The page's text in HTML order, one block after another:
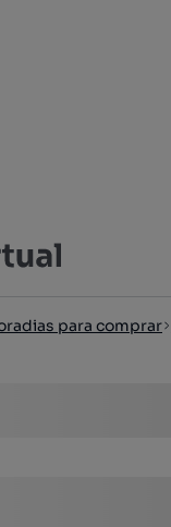
para comprar